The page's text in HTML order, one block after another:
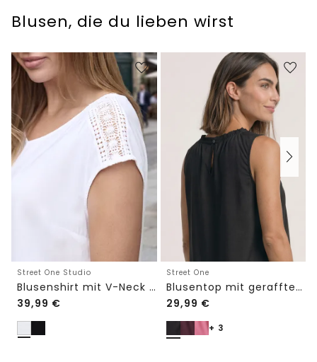
Blusen, die du lieben wirst
Street One Studio
Blusenshirt mit V-Neck und Spitze
39,99 €
Street One
Blusentop mit gerafftem Rundhals
29,99 €
+ 3